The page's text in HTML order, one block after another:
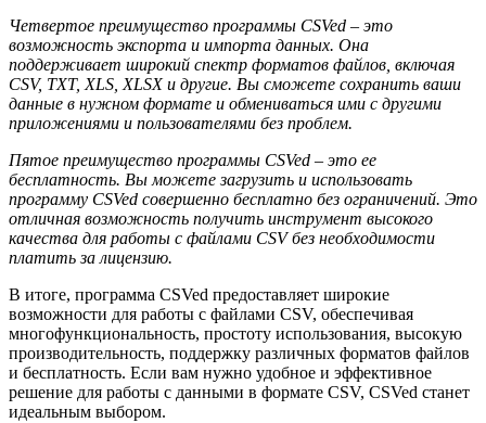
Четвертое преимущество программы CSVed – это
возможность экспорта и импорта данных. Она
поддерживает широкий спектр форматов файлов, включая
CSV, TXT, XLS, XLSX и другие. Вы сможете сохранить ваши
данные в нужном формате и обмениваться ими с другими
приложениями и пользователями без проблем.
Пятое преимущество программы CSVed – это ее
бесплатность. Вы можете загрузить и использовать
программу CSVed совершенно бесплатно без ограничений. Это
отличная возможность получить инструмент высокого
качества для работы с файлами CSV без необходимости
платить за лицензию.
В итоге, программа CSVed предоставляет широкие
возможности для работы с файлами CSV, обеспечивая
многофункциональность, простоту использования, высокую
производительность, поддержку различных форматов файлов
и бесплатность. Если вам нужно удобное и эффективное
решение для работы с данными в формате CSV, CSVed станет
идеальным выбором.